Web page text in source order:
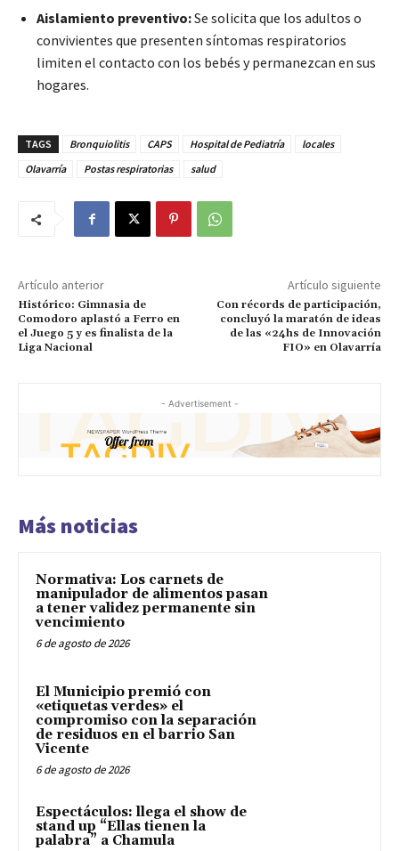
Aislamiento preventivo:Se solicita que los adultos o
convivientes que presenten síntomas respiratorios
limiten el contacto con los bebés y permanezcan en sus
hogares.
TAGS Bronquiolitis CAPS Hospital de Pediatría
locales
Olavarría
Postas respiratorias salud
Artículo anterior
Histórico: Gimnasia de
Comodoro aplastó a Ferro en
el Juego 5 y es finalista de la
Liga Nacional
Artículo siguiente
Con récords de participación,
concluyó la maratón de ideas
de las «24hs de Innovación
FIO» en Olavarría
- Advertisement -
Más noticias
Normativa: Los carnets de
manipulador de alimentos pasan
a tener validez permanente sin
vencimiento
6 de agosto de 2026
El Municipio premió con
«etiquetas verdes» el
compromiso con la separación
de residuos en el barrio San
Vicente
6 de agosto de 2026
Espectáculos: llega el show de
stand up “Ellas tienen la
palabra” a Chamula